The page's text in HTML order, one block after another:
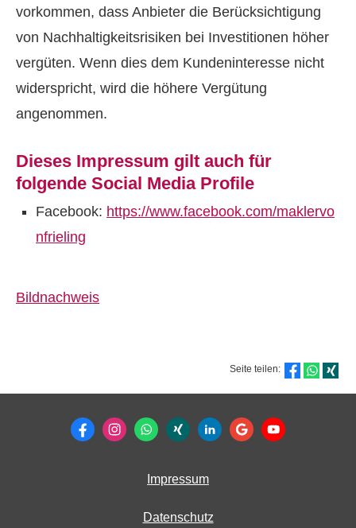
vorkommen, dass Anbieter die Berücksichtigung
von Nachhaltigkeitsrisiken bei Investitionen höher
vergüten. Wenn dies dem Kundeninteresse nicht
widerspricht, wird die höhere Vergütung
angenommen.
Dieses Impressum gilt auch für
folgende Social Media Profile
Facebook: https://www.facebook.com/maklervo
nfrieling
Bildnachweis
Seite teilen:
Impressum
Datenschutz